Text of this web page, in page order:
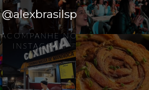
@alexbrasilsp
ACOMPANHE NO
INSTAGRAM